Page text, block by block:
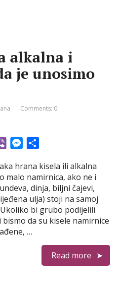
alkalna i
je unosimo
Comments: 0
b
e
r
M
s
s
e
n
g
a
r
e
hrana kisela ili alkalna
malo namirnica, ako ne i
dinja, biljni čajevi,
ulja) stoji na samoj
bi grubo podijelili
da su kisele namirnice
…
Read more